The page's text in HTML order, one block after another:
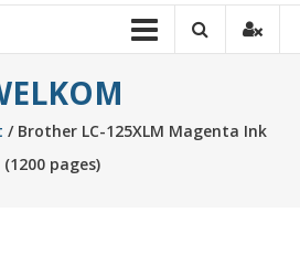
/ Brother LC-125XLM Magenta Ink
(1200 pages)